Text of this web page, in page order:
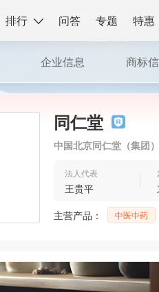
排行 问答 专题 特惠
同仁堂
中国北京同仁堂（集团
法人代表
王贵平
主营产品： 中医中药
企业信息 商标